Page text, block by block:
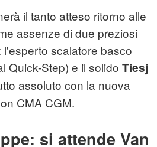
il tanto atteso ritorno alle
assenze di due preziosi
scalatore basco
Quick-Step) e il solido Tiesj
assoluto con la nuova
CMA CGM.
si attende Van